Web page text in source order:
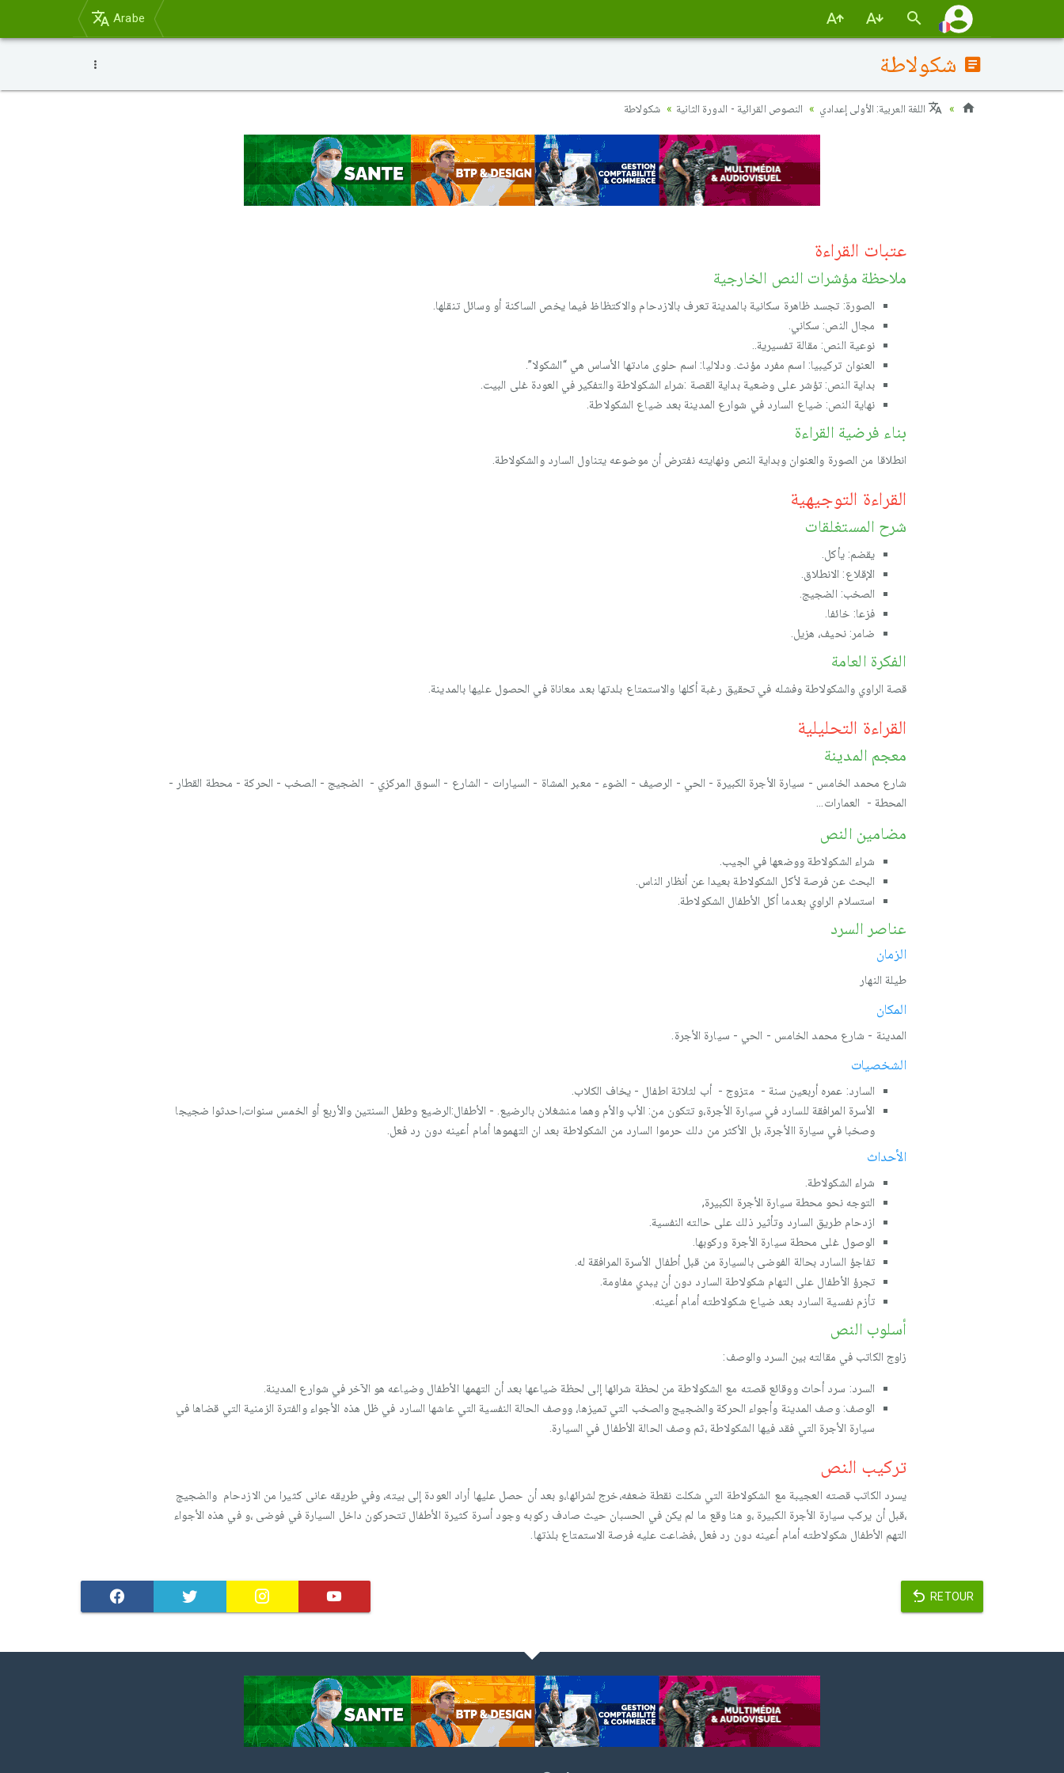
Arabe
شكولاطة
اللغة العربية: الأولى إعدادي النصوص القرائية - الدورة الثانية شكولاطة
عتبات القراءة
ملاحظة مؤشرات النص الخارجية
الصورة: تجسد ظاهرة سكانية بالمدينة تعرف بالازدحام والاكتظاظ فيما يخص الساكنة أو وسائل تنقلها.
مجال النص: سكاني.
نوعية النص: مقالة تفسيرية..
العنوان تركيبيا: اسم مفرد مؤنث. ودلاليا: اسم حلوى مادتها الأساس هي “الشكولا”.
بداية النص: تؤشر على وضعية بداية القصة :شراء الشكولاطة والتفكير في العودة غلى البيت.
نهاية النص: ضياع السارد في شوارع المدينة بعد ضياع الشكولاطة.
بناء فرضية القراءة
انطلاقا من الصورة والعنوان وبداية النص ونهايته نفترض أن موضوعه يتناول السارد والشكولاطة.
القراءة التوجيهية
شرح المستغلقات
يقضم: يأكل.
الإقلاع: الانطلاق.
الصخب: الضجيج.
فزعا: خائفا.
ضامر: نحيف، هزيل.
الفكرة العامة
قصة الراوي والشكولاطة وفشله في تحقيق رغبة أكلها والاستمتاع بلدتها بعد معاناة في الحصول عليها بالمدينة.
القراءة التحليلية
معجم المدينة
شارع محمد الخامس - سيارة الأجرة الكبيرة - الحي - الرصيف - الضوء - معبر المشاة - السيارات - الشارع - السوق المركزي - الضجيج - الصخب - الحركة - محطة القطار -
المحطة - العمارات…
مضامين النص
شراء الشكولاطة ووضعها في الجيب.
البحث عن فرصة لأكل الشكولاطة بعيدا عن أنظار الناس.
استسلام الراوي بعدما أكل الأطفال الشكولاطة.
عناصر السرد
الزمان
طيلة النهار
المكان
المدينة - شارع محمد الخامس - الحي - سيارة الأجرة.
الشخصيات
السارد: عمره أربعين سنة - متزوج - أب لثلاثة اطفال - يخاف الكلاب.
الأسرة المرافقة للسارد في سيارة الأجرة،و تتكون من: الأب والأم وهما منشغلان بالرضيع. - الأطفال:الرضيع وطفل السنتين والأربع أو الخمس سنوات،احدثوا ضجيجا
وصخبا في سيارة االأجرة، بل الأكثر من دلك حرموا السارد من الشكولاطة بعد ان التهموها أمام أعينه دون رد فعل.
الأحداث
شراء الشكولاطة.
التوجه نحو محطة سيارة الأجرة الكبيرة,
ازدحام طريق السارد وتأثير ذلك على حالته النفسية.
الوصول غلى محطة سيارة الأجرة وركوبها.
تفاجؤ السارد بحالة الفوضى بالسيارة من قبل أطفال الأسرة المرافقة له.
تجرؤ الأطفال على التهام شكولاطة السارد دون أن يبدي مفاومة.
تأزم نفسية السارد بعد ضياع شكولاطته أمام أعينه.
أسلوب النص
زاوج الكاتب في مقالته بين السرد والوصف:
السرد: سرد أحاث ووقائع قصته مع الشكولاطة من لحظة شرائها إلى لحظة ضياعها بعد أن التهمها الأطفال وضياعه هو الآخر في شوارع المدينة.
الوصف: وصف المدينة وأجواء الحركة والضجيج والصخب التي تميزها، ووصف الحالة النفسية التي عاشها السارد في ظل هذه الأجواء والفترة الزمنية التي قضاها في
سيارة الأجرة التي فقد فيها الشكولاطة ،ثم وصف الحالة الأطفال في السيارة.
تركيب النص
يسرد الكاتب قصته العجيبة مع الشكولاطة التي شكلت نقطة ضعفه،خرج لشرائها،و بعد أن حصل عليها أراد العودة إلى بيته، وفي طريقه عانى كثيرا من الازدحام والضجيج
،قبل أن يركب سيارة الأجرة الكبيرة ،و هنا وقع ما لم يكن في الحسبان حيث صادف ركوبه وجود أسرة كثيرة الأطفال تتحركون داخل السيارة في فوضى ،و في هذه الأجواء
التهم الأطفال شكولاطته أمام أعينه دون رد فعل ،فضاعت عليه فرصة الاستمتاع بلذتها.
RETOUR